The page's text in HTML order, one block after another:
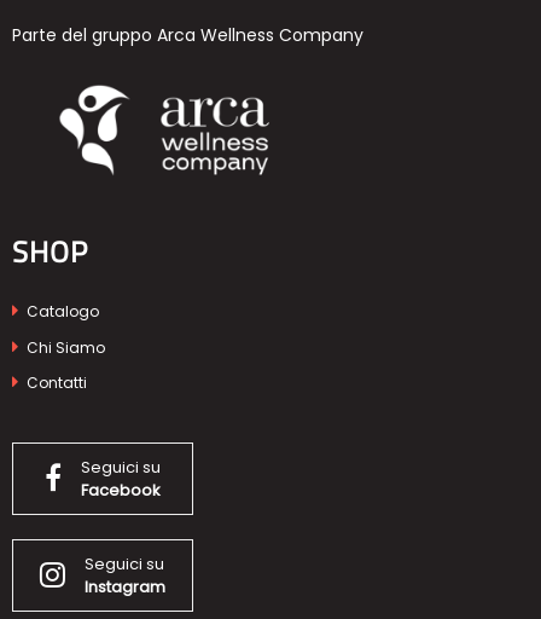
Parte del gruppo Arca Wellness Company
SHOP
Catalogo
Chi Siamo
Contatti
Seguici su
Facebook
Seguici su
Instagram